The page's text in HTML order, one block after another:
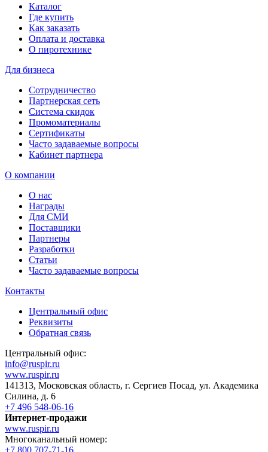
Каталог
Где купить
Как заказать
Оплата и доставка
О пиротехнике
Для бизнеса
Сотрудничество
Партнерская сеть
Система скидок
Промоматериалы
Сертификаты
Часто задаваемые вопросы
Кабинет партнера
О компании
О нас
Награды
Для СМИ
Поставщики
Партнеры
Разработки
Статьи
Часто задаваемые вопросы
Контакты
Центральный офис
Реквизиты
Обратная связь
Центральный офис:
info@ruspir.ru
www.ruspir.ru
141313, Московская область, г. Сергиев Посад, ул. Академика
Силина, д. 6
+7 496 548-06-16
Интернет-продажи
www.ruspir.ru
Многоканальный номер:
+7 800 707-71-16